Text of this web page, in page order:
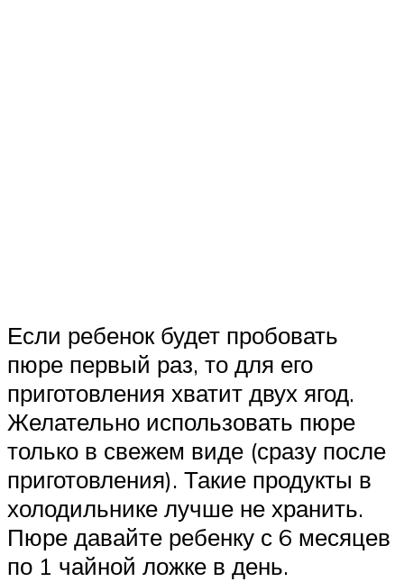
Если ребенок будет пробовать
пюре первый раз, то для его
приготовления хватит двух ягод.
Желательно использовать пюре
только в свежем виде (сразу после
приготовления). Такие продукты в
холодильнике лучше не хранить.
Пюре давайте ребенку с 6 месяцев
по 1 чайной ложке в день.